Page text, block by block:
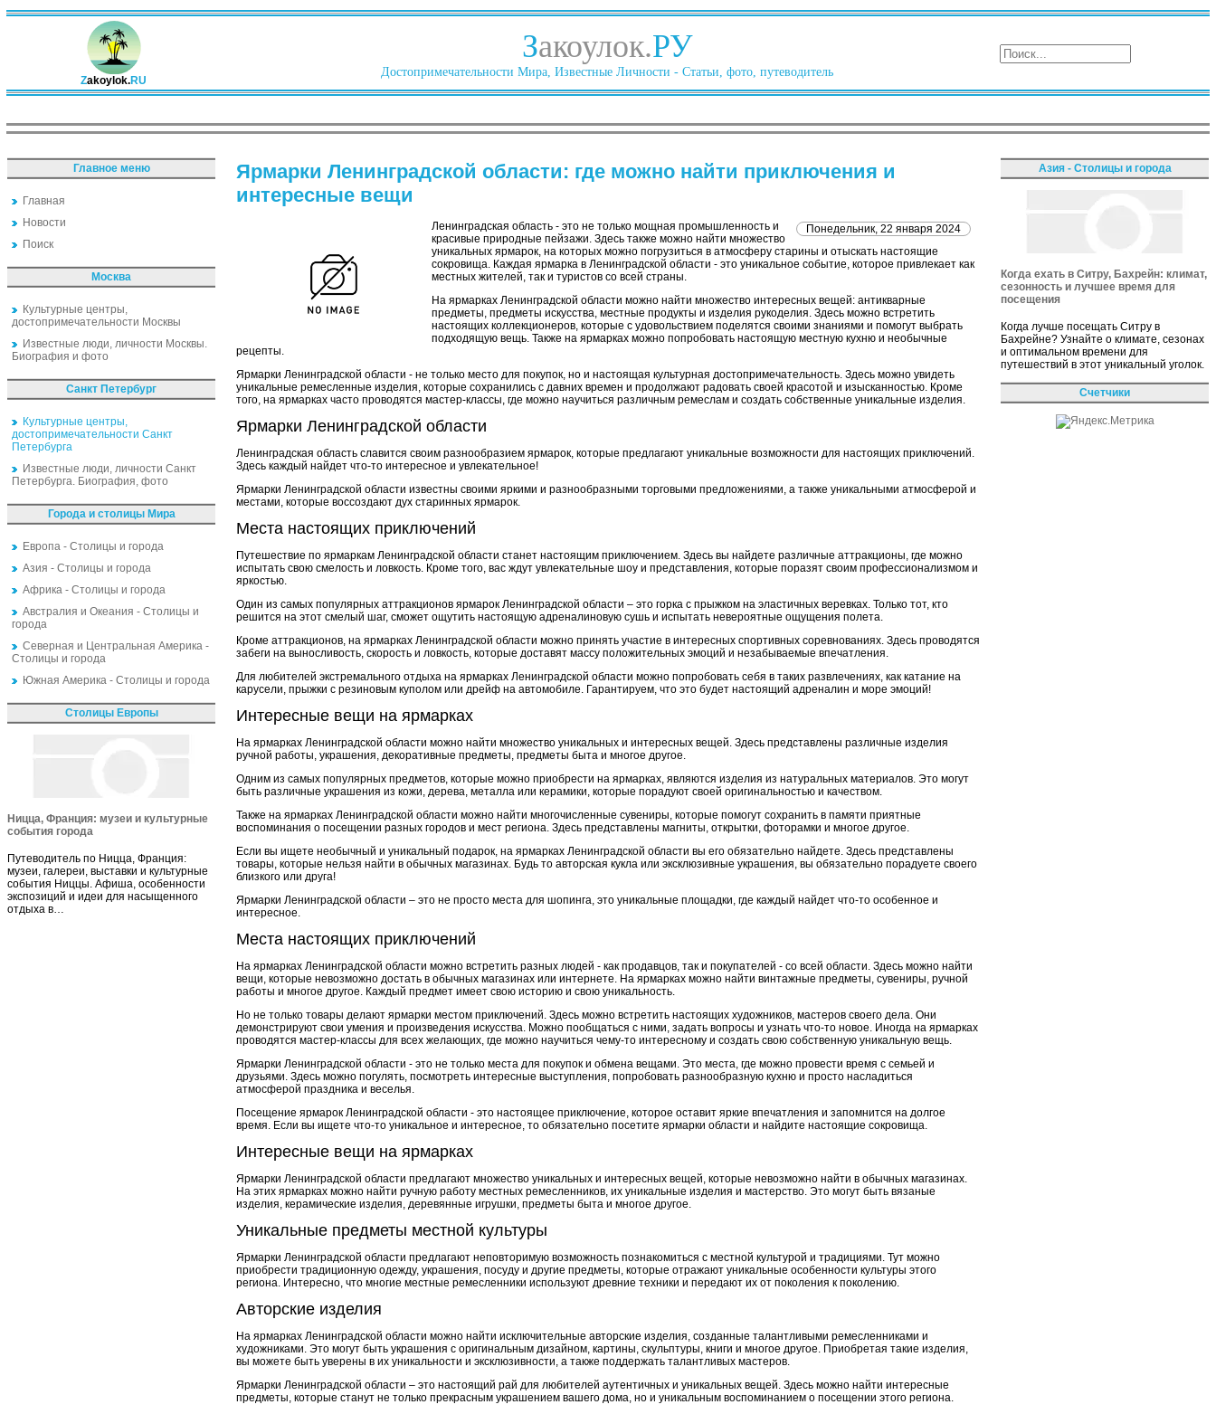
Zakoylok.RU
Закоулок.РУ
Достопримечательности Мира, Известные Личности - Статьи, фото, путеводитель
Главное меню
Главная
Новости
Поиск
Москва
Культурные центры,
достопримечательности Москвы
Известные люди, личности Москвы.
Биография и фото
Санкт Петербург
Культурные центры,
достопримечательности Санкт
Петербурга
Известные люди, личности Санкт
Петербурга. Биография, фото
Города и столицы Мира
Европа - Столицы и города
Азия - Столицы и города
Африка - Столицы и города
Австралия и Океания - Столицы и
города
Северная и Центральная Америка -
Столицы и города
Южная Америка - Столицы и города
Столицы Европы
Ницца, Франция: музеи и культурные
события города
Путеводитель по Ницца, Франция:
музеи, галереи, выставки и культурные
события Ниццы. Афиша, особенности
экспозиций и идеи для насыщенного
отдыха в…
Ярмарки Ленинградской области: где можно найти приключения и
интересные вещи
Понедельник, 22 января 2024
Ленинградская область - это не только мощная промышленность и
красивые природные пейзажи. Здесь также можно найти множество
уникальных ярмарок, на которых можно погрузиться в атмосферу старины и отыскать настоящие
сокровища. Каждая ярмарка в Ленинградской области - это уникальное событие, которое привлекает как
местных жителей, так и туристов со всей страны.
На ярмарках Ленинградской области можно найти множество интересных вещей: антикварные
предметы, предметы искусства, местные продукты и изделия рукоделия. Здесь можно встретить
настоящих коллекционеров, которые с удовольствием поделятся своими знаниями и помогут выбрать
подходящую вещь. Также на ярмарках можно попробовать настоящую местную кухню и необычные
рецепты.
Ярмарки Ленинградской области - не только место для покупок, но и настоящая культурная достопримечательность. Здесь можно увидеть
уникальные ремесленные изделия, которые сохранились с давних времен и продолжают радовать своей красотой и изысканностью. Кроме
того, на ярмарках часто проводятся мастер-классы, где можно научиться различным ремеслам и создать собственные уникальные изделия.
Ярмарки Ленинградской области
Ленинградская область славится своим разнообразием ярмарок, которые предлагают уникальные возможности для настоящих приключений.
Здесь каждый найдет что-то интересное и увлекательное!
Ярмарки Ленинградской области известны своими яркими и разнообразными торговыми предложениями, а также уникальными атмосферой и
местами, которые воссоздают дух старинных ярмарок.
Места настоящих приключений
Путешествие по ярмаркам Ленинградской области станет настоящим приключением. Здесь вы найдете различные аттракционы, где можно
испытать свою смелость и ловкость. Кроме того, вас ждут увлекательные шоу и представления, которые поразят своим профессионализмом и
яркостью.
Один из самых популярных аттракционов ярмарок Ленинградской области – это горка с прыжком на эластичных веревках. Только тот, кто
решится на этот смелый шаг, сможет ощутить настоящую адреналиновую сушь и испытать невероятные ощущения полета.
Кроме аттракционов, на ярмарках Ленинградской области можно принять участие в интересных спортивных соревнованиях. Здесь проводятся
забеги на выносливость, скорость и ловкость, которые доставят массу положительных эмоций и незабываемые впечатления.
Для любителей экстремального отдыха на ярмарках Ленинградской области можно попробовать себя в таких развлечениях, как катание на
карусели, прыжки с резиновым куполом или дрейф на автомобиле. Гарантируем, что это будет настоящий адреналин и море эмоций!
Интересные вещи на ярмарках
На ярмарках Ленинградской области можно найти множество уникальных и интересных вещей. Здесь представлены различные изделия
ручной работы, украшения, декоративные предметы, предметы быта и многое другое.
Одним из самых популярных предметов, которые можно приобрести на ярмарках, являются изделия из натуральных материалов. Это могут
быть различные украшения из кожи, дерева, металла или керамики, которые порадуют своей оригинальностью и качеством.
Также на ярмарках Ленинградской области можно найти многочисленные сувениры, которые помогут сохранить в памяти приятные
воспоминания о посещении разных городов и мест региона. Здесь представлены магниты, открытки, фоторамки и многое другое.
Если вы ищете необычный и уникальный подарок, на ярмарках Ленинградской области вы его обязательно найдете. Здесь представлены
товары, которые нельзя найти в обычных магазинах. Будь то авторская кукла или эксклюзивные украшения, вы обязательно порадуете своего
близкого или друга!
Ярмарки Ленинградской области – это не просто места для шопинга, это уникальные площадки, где каждый найдет что-то особенное и
интересное.
Места настоящих приключений
На ярмарках Ленинградской области можно встретить разных людей - как продавцов, так и покупателей - со всей области. Здесь можно найти
вещи, которые невозможно достать в обычных магазинах или интернете. На ярмарках можно найти винтажные предметы, сувениры, ручной
работы и многое другое. Каждый предмет имеет свою историю и свою уникальность.
Но не только товары делают ярмарки местом приключений. Здесь можно встретить настоящих художников, мастеров своего дела. Они
демонстрируют свои умения и произведения искусства. Можно пообщаться с ними, задать вопросы и узнать что-то новое. Иногда на ярмарках
проводятся мастер-классы для всех желающих, где можно научиться чему-то интересному и создать свою собственную уникальную вещь.
Ярмарки Ленинградской области - это не только места для покупок и обмена вещами. Это места, где можно провести время с семьей и
друзьями. Здесь можно погулять, посмотреть интересные выступления, попробовать разнообразную кухню и просто насладиться
атмосферой праздника и веселья.
Посещение ярмарок Ленинградской области - это настоящее приключение, которое оставит яркие впечатления и запомнится на долгое
время. Если вы ищете что-то уникальное и интересное, то обязательно посетите ярмарки области и найдите настоящие сокровища.
Интересные вещи на ярмарках
Ярмарки Ленинградской области предлагают множество уникальных и интересных вещей, которые невозможно найти в обычных магазинах.
На этих ярмарках можно найти ручную работу местных ремесленников, их уникальные изделия и мастерство. Это могут быть вязаные
изделия, керамические изделия, деревянные игрушки, предметы быта и многое другое.
Уникальные предметы местной культуры
Ярмарки Ленинградской области предлагают неповторимую возможность познакомиться с местной культурой и традициями. Тут можно
приобрести традиционную одежду, украшения, посуду и другие предметы, которые отражают уникальные особенности культуры этого
региона. Интересно, что многие местные ремесленники используют древние техники и передают их от поколения к поколению.
Авторские изделия
На ярмарках Ленинградской области можно найти исключительные авторские изделия, созданные талантливыми ремесленниками и
художниками. Это могут быть украшения с оригинальным дизайном, картины, скульптуры, книги и многое другое. Приобретая такие изделия,
вы можете быть уверены в их уникальности и эксклюзивности, а также поддержать талантливых мастеров.
Ярмарки Ленинградской области – это настоящий рай для любителей аутентичных и уникальных вещей. Здесь можно найти интересные
предметы, которые станут не только прекрасным украшением вашего дома, но и уникальным воспоминанием о посещении этого региона.
Азия - Столицы и города
Когда ехать в Ситру, Бахрейн: климат,
сезонность и лучшее время для
посещения
Когда лучше посещать Ситру в
Бахрейне? Узнайте о климате, сезонах
и оптимальном времени для
путешествий в этот уникальный уголок.
Счетчики